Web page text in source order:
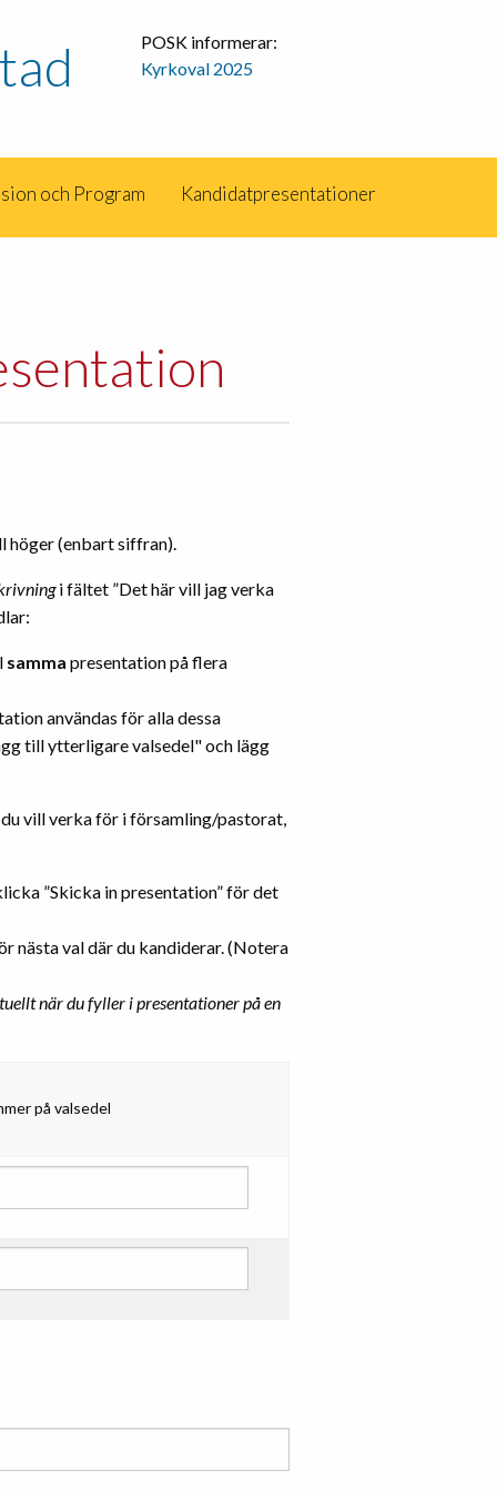
POSK informerar:
Kyrkoval 2025
och Program Kandidatpresentationer
höger (enbart siffran).
i fältet ”Det här vill jag verka
samma presentation på flera
användas för alla dessa
till ytterligare valsedel" och lägg
vill verka för i församling/pastorat,
”Skicka in presentation” för det
nästa val där du kandiderar. (Notera
när du fyller i presentationer på en
på valsedel